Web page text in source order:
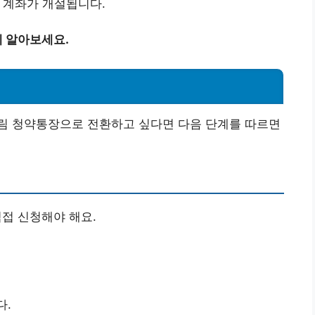
좌가 개설됩니다.
알아보세요.
청약통장으로 전환하고 싶다면 다음 단계를 따르면
신청해야 해요.
.